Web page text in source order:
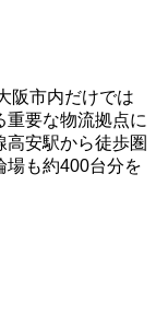
阪市内だけでは
重要な物流拠点に
安駅から徒歩圏
場も約400台分を